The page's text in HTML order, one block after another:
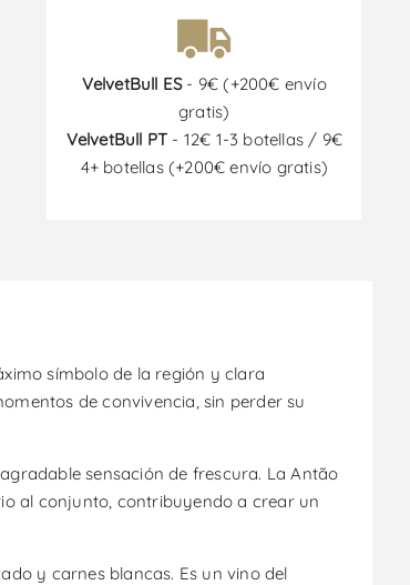
VelvetBull ES- 9€ (+200€ envío
gratis)
VelvetBull PT - 12€ 1-3 botellas / 9€
4+ botellas (+200€ envío gratis)
símbolo de la región y clara
de convivencia, sin perder su
sensación de frescura. La Antão
al conjunto, contribuyendo a crear un
y carnes blancas. Es un vino del